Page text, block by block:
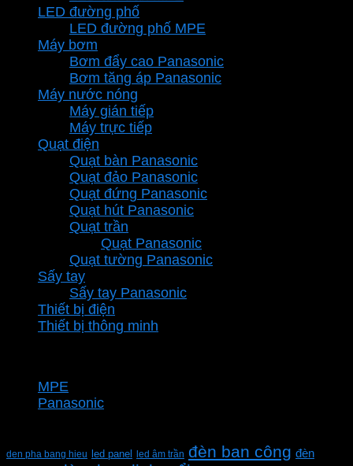
LED đường phố
LED đường phố MPE
Máy bơm
Bơm đẩy cao Panasonic
Bơm tăng áp Panasonic
Máy nước nóng
Máy gián tiếp
Máy trực tiếp
Quạt điện
Quạt bàn Panasonic
Quạt đảo Panasonic
Quạt đứng Panasonic
Quạt hút Panasonic
Quạt trần
Quạt Panasonic
Quạt tường Panasonic
Sấy tay
Sấy tay Panasonic
Thiết bị điện
Thiết bị thông minh
MPE
Panasonic
den pha bang hieu led panel led âm trần đèn ban công đèn